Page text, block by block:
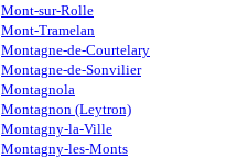
Mont-sur-Rolle
Mont-Tramelan
Montagne-de-Courtelary
Montagne-de-Sonvilier
Montagnola
Montagnon (Leytron)
Montagny-la-Ville
Montagny-les-Monts